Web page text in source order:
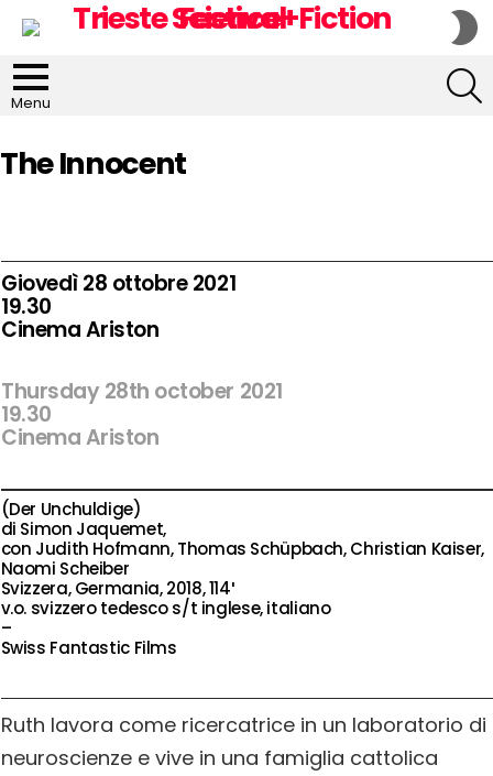
Menu
The Innocent
Giovedì 28 ottobre 2021
19.30
Cinema Ariston
Thursday 28th october 2021
19.30
Cinema Ariston
(Der Unchuldige)
di Simon Jaquemet,
con Judith Hofmann, Thomas Schüpbach, Christian Kaiser,
Naomi Scheiber
Svizzera, Germania, 2018, 114′
v.o. svizzero tedesco s/t inglese, italiano
–
Swiss Fantastic Films
Ruth lavora come ricercatrice in un laboratorio di
neuroscienze e vive in una famiglia cattolica